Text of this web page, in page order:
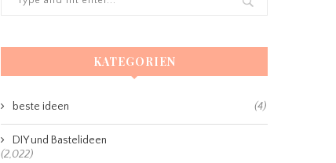
KATEGORIEN
beste ideen (4)
DIY und Bastelideen
(2,022)